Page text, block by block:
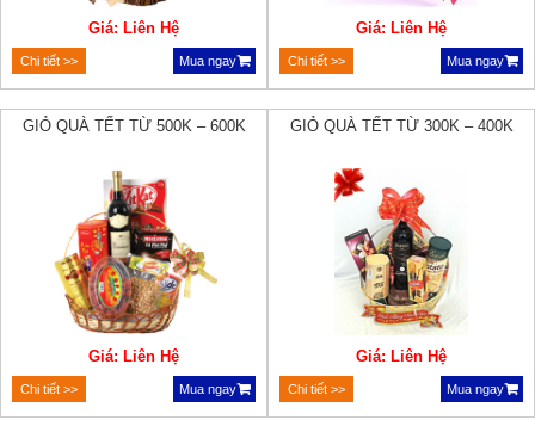
Giá: Liên Hệ
Chi tiết >> Mua ngay
Giá: Liên Hệ
Chi tiết >> Mua ngay
GIỎ QUÀ TẾT TỪ 500K – 600K
Giá: Liên Hệ
Chi tiết >> Mua ngay
GIỎ QUÀ TẾT TỪ 300K – 400K
Giá: Liên Hệ
Chi tiết >> Mua ngay